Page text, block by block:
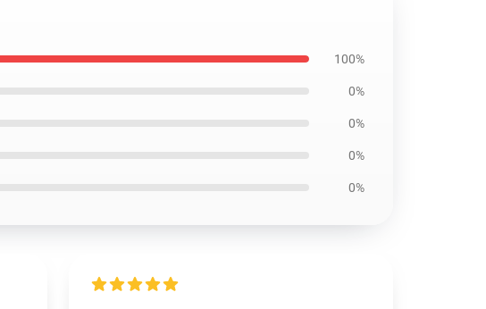
100%
0%
0%
0%
0%